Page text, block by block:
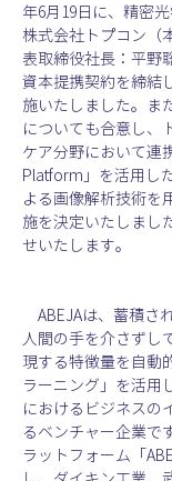
年6月19日に、精密
株式会社トプコン（
表取締役社長：平野
資本提携契約を締結
施いたしました。ま
についても合意し、
ケア分野において連
Platform」を活用し
よる画像解析技術を
施を決定いたしまし
せいたします。
ABEJAは、蓄積さ
人間の手を介さずし
現する特徴量を自動
ラーニング」を活用
におけるビジネスの
るベンチャー企業で
ラットフォーム「